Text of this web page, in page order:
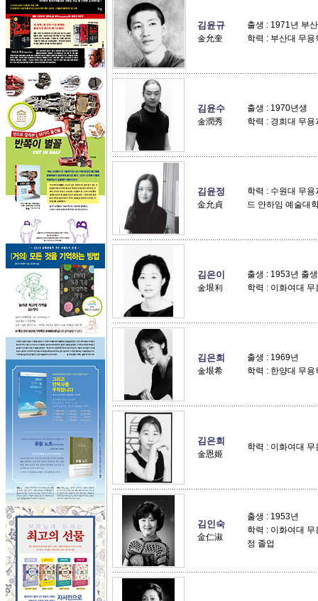
김윤규
金允奎
출생 : 1971년 부산
학력 : 부산대 무
김윤수
金潤秀
출생 : 1970년생
학력 : 경희대 무
김윤정
金允貞
학력 : 수원대 무
드 안하임 예술대
김은이
金垠利
출생 : 1953년 출생
학력 : 이화여대
김은희
金垠希
출생 : 1969년
학력 : 한양대 무
김은희
金恩姬
학력 : 이화여대
김인숙
金仁淑
출생 : 1953년
학력 : 이화여대
정 졸업